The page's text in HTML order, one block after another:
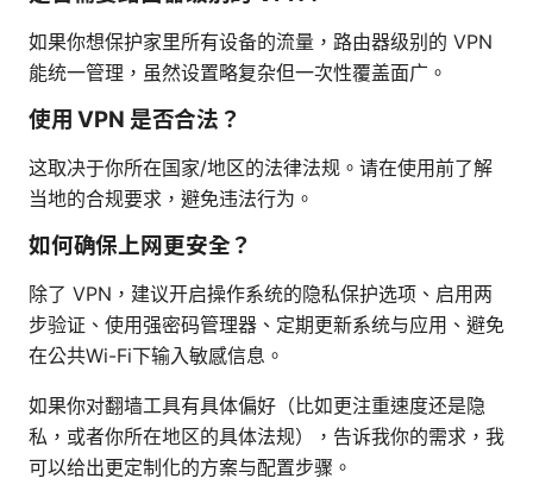
如果你想保护家里所有设备的流量，路由器级别的 VPN
能统一管理，虽然设置略复杂但一次性覆盖面广。
使用 VPN 是否合法？
这取决于你所在国家/地区的法律法规。请在使用前了解
当地的合规要求，避免违法行为。
如何确保上网更安全？
除了 VPN，建议开启操作系统的隐私保护选项、启用两
步验证、使用强密码管理器、定期更新系统与应用、避免
在公共Wi-Fi下输入敏感信息。
如果你对翻墙工具有具体偏好（比如更注重速度还是隐
私，或者你所在地区的具体法规），告诉我你的需求，我
可以给出更定制化的方案与配置步骤。